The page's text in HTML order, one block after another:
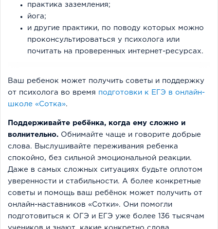
практика заземления;
йога;
и другие практики, по поводу которых можно
проконсультироваться у психолога или
почитать на проверенных интернет-ресурсах.
Ваш ребенок может получить советы и поддержку
от психолога во время подготовки к ЕГЭ в онлайн-
школе «Сотка».
Поддерживайте ребёнка, когда ему сложно и
волнительно. Обнимайте чаще и говорите добрые
слова. Выслушивайте переживания ребенка
спокойно, без сильной эмоциональной реакции.
Даже в самых сложных ситуациях будьте оплотом
уверенности и стабильности. А более конкретные
советы и помощь ваш ребёнок может получить от
онлайн-наставников «Сотки». Они помогли
подготовиться к ОГЭ и ЕГЭ уже более 136 тысячам